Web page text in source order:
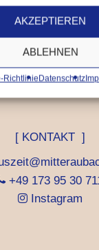
AKZEPTIEREN
ABLEHNEN
RichtlinieDatenschutz
Mitteraubach
Rohrhof 38
[ KONTAKT ]
+49 173 95 30
Instagram